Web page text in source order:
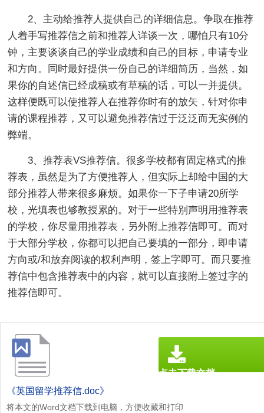
2、主动给推荐人提供自己的详细信息。争取在推荐
人着手写推荐信之前和推荐人详谈一次，哪怕只有10分
钟，主要谈谈自己的学业成绩和自己的目标，申请专业
和方向。同时最好提供一份自己的详细简历，当然，如
果你的自述信已经成稿或有草稿的话，可以一并提供。
这样便既可以使推荐人在推荐你时有的放矢，针对你申
请的课程推荐，又可以避免推荐信过于泛泛而无实例的
弊端。
3、推荐表VS推荐信。很多学校都有固定格式的推
荐表，虽然是为了方便推荐人，但实际上却给中国的大
部分推荐人带来很多麻烦。如果你一下子申请20所学
校，光填表也够教授累的。对于一些特别声明用推荐表
的学校，你尽量用推荐表，另外附上推荐信即可。而对
于大部分学校，你都可以把自己要填的一部分，即申请
方向或/和放弃阅读的权利声明，签上字即可。而只要推
荐信中包含推荐表中的内容，就可以直接附上签过字的
推荐信即可。
《英国留学推荐信.doc》
将本文的Word文档下载到电脑，方便收藏和打印
点击下载文档